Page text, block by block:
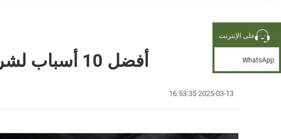
أفضل 10 أسباب لشراء مروحة HVLS لمساحتك الكبيرة
2025-03-13 16:53:35
على الإنترنت
WhatsApp